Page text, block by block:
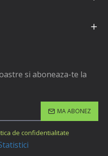
si aboneaza-te la
MA ABONEZ
de confidentialitate